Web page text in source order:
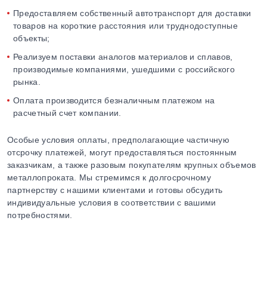
Предоставляем собственный автотранспорт для доставки
товаров на короткие расстояния или труднодоступные
объекты;
Реализуем поставки аналогов материалов и сплавов,
производимые компаниями, ушедшими с российского
рынка.
Оплата производится безналичным платежом на
расчетный счет компании.
Особые условия оплаты, предполагающие частичную
отсрочку платежей, могут предоставляться постоянным
заказчикам, а также разовым покупателям крупных объемов
металлопроката. Мы стремимся к долгосрочному
партнерству с нашими клиентами и готовы обсудить
индивидуальные условия в соответствии с вашими
потребностями.